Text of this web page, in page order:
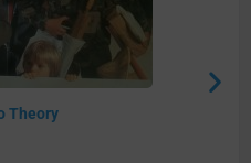
Theory